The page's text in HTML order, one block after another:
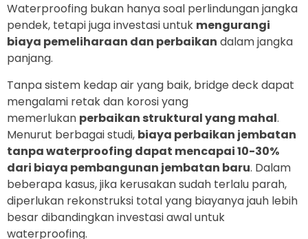
Waterproofing bukan hanya soal perlindungan jangka
pendek, tetapi juga investasi untuk mengurangi
biaya pemeliharaan dan perbaikan dalam jangka
panjang.
Tanpa sistem kedap air yang baik, bridge deck dapat
mengalami retak dan korosi yang
memerlukan perbaikan struktural yang mahal.
Menurut berbagai studi, biaya perbaikan jembatan
tanpa waterproofing dapat mencapai 10-30%
dari biaya pembangunan jembatan baru. Dalam
beberapa kasus, jika kerusakan sudah terlalu parah,
diperlukan rekonstruksi total yang biayanya jauh lebih
besar dibandingkan investasi awal untuk
waterproofing.